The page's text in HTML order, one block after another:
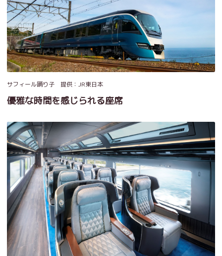
サフィール踊り子 提供：JR東日本
優雅な時間を感じられる座席